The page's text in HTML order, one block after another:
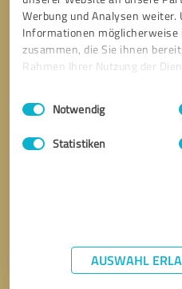
Werbung und Analysen
Informationen
zusammen, die Sie ihnen
Rahmen Ihrer Nutzung der
Impressum
Einwilligungsauswahl
Notwendig
Statistiken
AUSWAHLNachricht